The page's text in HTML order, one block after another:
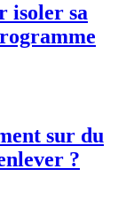
isoler sa
sur du
?